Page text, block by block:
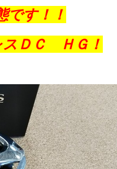
です！！
スＤＣ ＨＧ！